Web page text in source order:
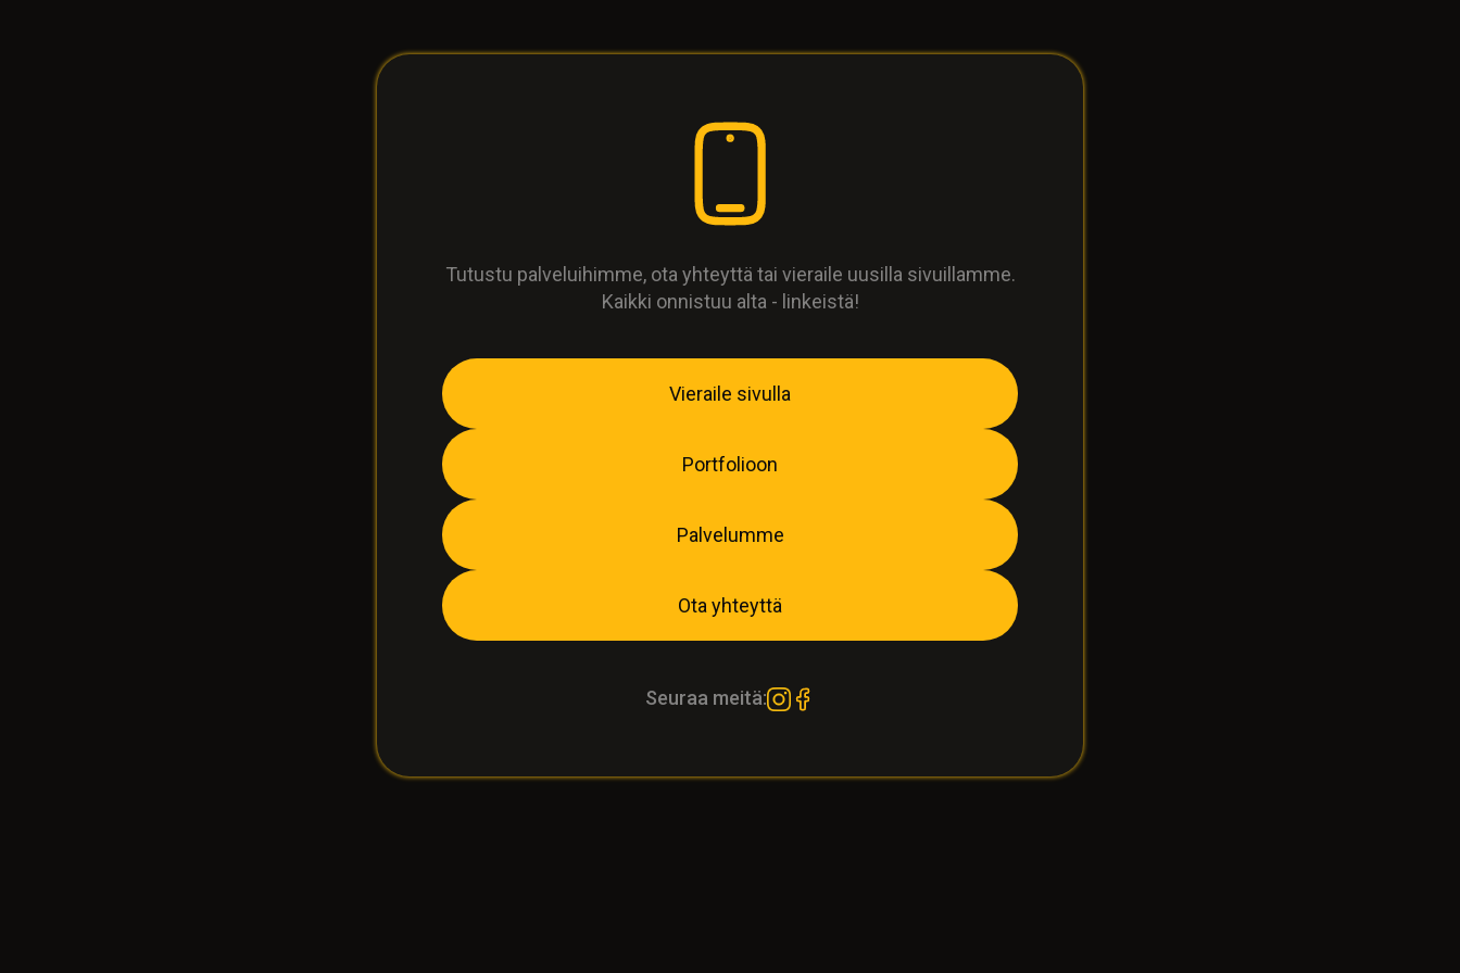
Tutustu palveluihimme, ota yhteyttä tai vieraile uusilla sivuillamme.
Kaikki onnistuu alta - linkeistä!
Vieraile sivulla
Portfolioon
Palvelumme
Ota yhteyttä
Seuraa meitä: